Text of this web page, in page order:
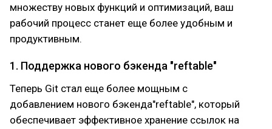
множеству новых функций и оптимизаций, ваш
рабочий процесс станет еще более удобным и
продуктивным.
1. Поддержка нового бэкенда "reftable"
Теперь Git стал еще более мощным с
добавлением нового бэкенда"reftable", который
обеспечивает эффективное хранение ссылок на